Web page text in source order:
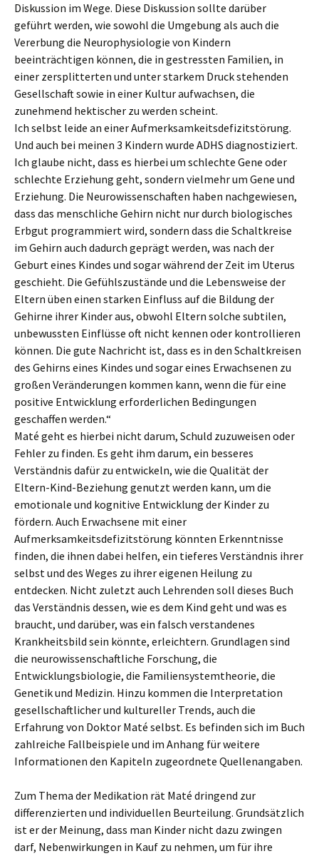
Diskussion im Wege. Diese Diskussion sollte darüber
geführt werden, wie sowohl die Umgebung als auch die
Vererbung die Neurophysiologie von Kindern
beeinträchtigen können, die in gestressten Familien, in
einer zersplitterten und unter starkem Druck stehenden
Gesellschaft sowie in einer Kultur aufwachsen, die
zunehmend hektischer zu werden scheint.
Ich selbst leide an einer Aufmerksamkeitsdefizitstörung.
Und auch bei meinen 3 Kindern wurde ADHS diagnostiziert.
Ich glaube nicht, dass es hierbei um schlechte Gene oder
schlechte Erziehung geht, sondern vielmehr um Gene und
Erziehung. Die Neurowissenschaften haben nachgewiesen,
dass das menschliche Gehirn nicht nur durch biologisches
Erbgut programmiert wird, sondern dass die Schaltkreise
im Gehirn auch dadurch geprägt werden, was nach der
Geburt eines Kindes und sogar während der Zeit im Uterus
geschieht. Die Gefühlszustände und die Lebensweise der
Eltern üben einen starken Einfluss auf die Bildung der
Gehirne ihrer Kinder aus, obwohl Eltern solche subtilen,
unbewussten Einflüsse oft nicht kennen oder kontrollieren
können. Die gute Nachricht ist, dass es in den Schaltkreisen
des Gehirns eines Kindes und sogar eines Erwachsenen zu
großen Veränderungen kommen kann, wenn die für eine
positive Entwicklung erforderlichen Bedingungen
geschaffen werden.“
Maté geht es hierbei nicht darum, Schuld zuzuweisen oder
Fehler zu finden. Es geht ihm darum, ein besseres
Verständnis dafür zu entwickeln, wie die Qualität der
Eltern-Kind-Beziehung genutzt werden kann, um die
emotionale und kognitive Entwicklung der Kinder zu
fördern. Auch Erwachsene mit einer
Aufmerksamkeitsdefizitstörung könnten Erkenntnisse
finden, die ihnen dabei helfen, ein tieferes Verständnis ihrer
selbst und des Weges zu ihrer eigenen Heilung zu
entdecken. Nicht zuletzt auch Lehrenden soll dieses Buch
das Verständnis dessen, wie es dem Kind geht und was es
braucht, und darüber, was ein falsch verstandenes
Krankheitsbild sein könnte, erleichtern. Grundlagen sind
die neurowissenschaftliche Forschung, die
Entwicklungsbiologie, die Familiensystemtheorie, die
Genetik und Medizin. Hinzu kommen die Interpretation
gesellschaftlicher und kultureller Trends, auch die
Erfahrung von Doktor Maté selbst. Es befinden sich im Buch
zahlreiche Fallbeispiele und im Anhang für weitere
Informationen den Kapiteln zugeordnete Quellenangaben.
Zum Thema der Medikation rät Maté dringend zur
differenzierten und individuellen Beurteilung. Grundsätzlich
ist er der Meinung, dass man Kinder nicht dazu zwingen
darf, Nebenwirkungen in Kauf zu nehmen, um für ihre